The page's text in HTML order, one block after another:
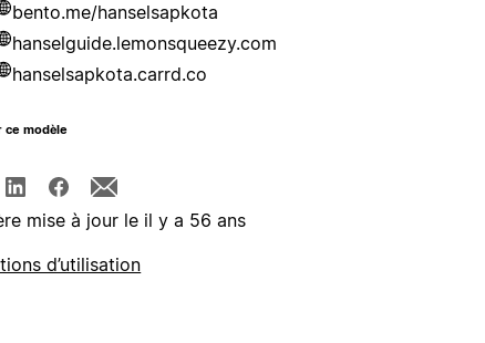
bento.me/hanselsapkota
hanselguide.lemonsqueezy.com
hanselsapkota.carrd.co
ce modèle
mise à jour le il y a 56 ans
d’utilisation